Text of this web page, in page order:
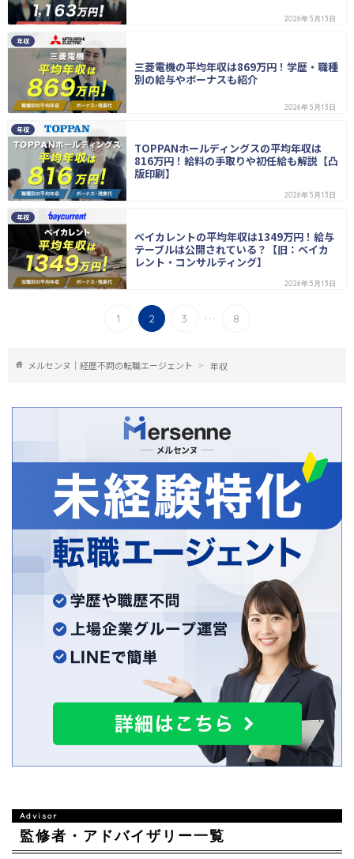
2026年5月13日
年収
三菱電機の平均年収は869万円！学歴・職種
別の給与やボーナスも紹介
2026年5月13日
年収
TOPPANホールディングスの平均年収は
816万円！給料の手取りや初任給も解説【凸
版印刷】
2026年5月13日
年収
ベイカレントの平均年収は1349万円！給与
テーブルは公開されている？【旧：ベイカ
レント・コンサルティング】
2026年5月13日
1 2 3 ... 8
メルセンヌ｜経歴不問の転職エージェント 年収
監修者・アドバイザリー一覧